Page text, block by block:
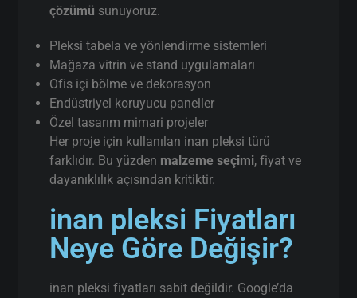
çözümü sunuyoruz.
Pleksi tabela ve yönlendirme sistemleri
Mağaza vitrin ve stand uygulamaları
Ofis içi bölme ve dekorasyon
Endüstriyel koruyucu paneller
Özel tasarım mimari projeler
Her proje için kullanılan inan pleksi türü
farklıdır. Bu yüzden malzeme seçimi, fiyat ve
dayanıklılık açısından kritiktir.
inan pleksi Fiyatları
Neye Göre Değişir?
inan pleksi fiyatları sabit değildir. Google’da